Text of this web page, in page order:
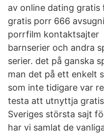
av online dating
gratis porr 666
porrfilm kontaktsajter
barnserier och andra
serier. det på ganska
man det på ett enkelt
som inte tidigare var
testa att utnyttja
Sveriges största sajt
har vi samlat de